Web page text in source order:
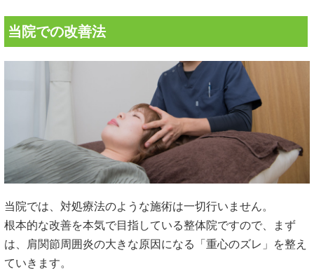
当院での改善法
当院では、対処療法のような施術は一切行いません。
根本的な改善を本気で目指している整体院ですので、まず
は、肩関節周囲炎の大きな原因になる「重心のズレ」を整え
ていきます。